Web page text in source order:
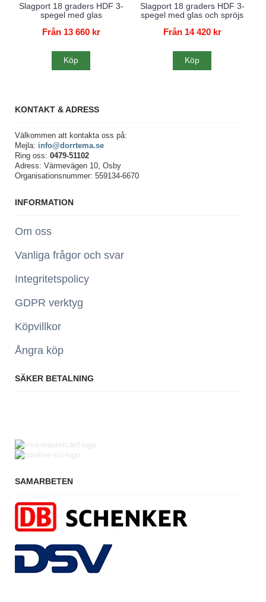
Slagport 18 graders HDF 3-
spegel med glas
Från 13 660 kr
Köp
Slagport 18 graders HDF 3-
spegel med glas och spröjs
Från 14 420 kr
Köp
KONTAKT & ADRESS
Välkommen att kontakta oss på:
Mejla: info@dorrtema.se
Ring oss: 0479-51102
Adress: Värmevägen 10, Osby
Organisationsnummer: 559134-6670
INFORMATION
Om oss
Vanliga frågor och svar
Integritetspolicy
GDPR verktyg
Köpvillkor
Ångra köp
SÄKER BETALNING
SAMARBETEN